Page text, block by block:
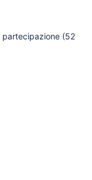
partecipazione (52